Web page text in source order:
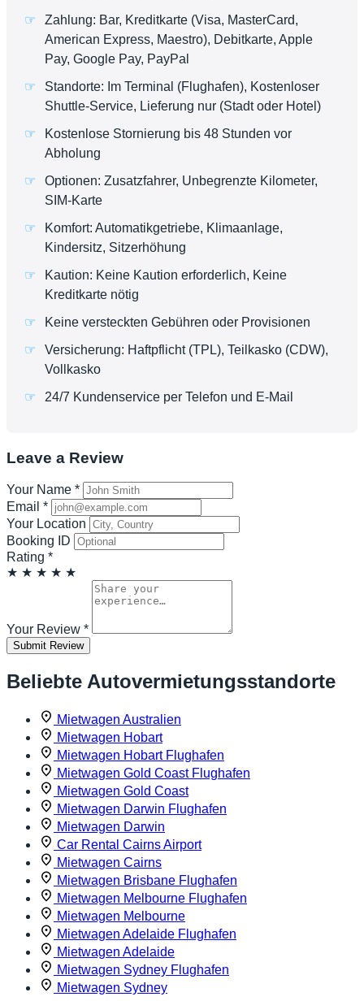
Zahlung: Bar, Kreditkarte (Visa, MasterCard,
American Express, Maestro), Debitkarte, Apple
Pay, Google Pay, PayPal
Standorte: Im Terminal (Flughafen), Kostenloser
Shuttle-Service, Lieferung nur (Stadt oder Hotel)
Kostenlose Stornierung bis 48 Stunden vor
Abholung
Optionen: Zusatzfahrer, Unbegrenzte Kilometer,
SIM-Karte
Komfort: Automatikgetriebe, Klimaanlage,
Kindersitz, Sitzerhöhung
Kaution: Keine Kaution erforderlich, Keine
Kreditkarte nötig
Keine versteckten Gebühren oder Provisionen
Versicherung: Haftpflicht (TPL), Teilkasko (CDW),
Vollkasko
24/7 Kundenservice per Telefon und E-Mail
Leave a Review
Your Name *
Email *
Your Location
Booking ID
Rating *
★ ★ ★ ★ ★
Your Review *
Submit Review
Beliebte Autovermietungsstandorte
Mietwagen Australien
Mietwagen Hobart
Mietwagen Hobart Flughafen
Mietwagen Gold Coast Flughafen
Mietwagen Gold Coast
Mietwagen Darwin Flughafen
Mietwagen Darwin
Car Rental Cairns Airport
Mietwagen Cairns
Mietwagen Brisbane Flughafen
Mietwagen Melbourne Flughafen
Mietwagen Melbourne
Mietwagen Adelaide Flughafen
Mietwagen Adelaide
Mietwagen Sydney Flughafen
Mietwagen Sydney